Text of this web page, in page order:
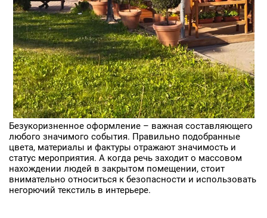
Безукоризненное оформление – важная составляющего
любого значимого события. Правильно подобранные
цвета, материалы и фактуры отражают значимость и
статус мероприятия. А когда речь заходит о массовом
нахождении людей в закрытом помещении, стоит
внимательно относиться к безопасности и использовать
негорючий текстиль в интерьере.
Заявка на бесплатные образцы
ФИО
Ваше имя
Телефон
Ваш телефон
E-mail
Ваш e-mail